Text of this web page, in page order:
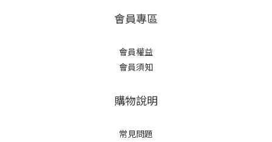
會員專區
會員權益
會員須知
購物說明
常見問題